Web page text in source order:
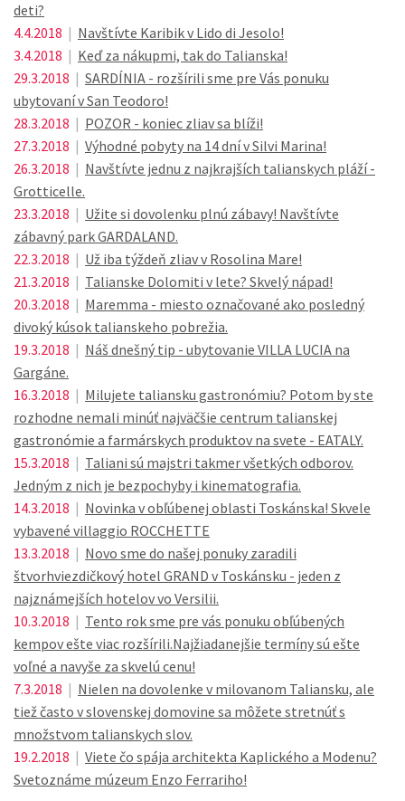
deti?
4.4.2018 | Navštívte Karibik v Lido di Jesolo!
3.4.2018 | Keď za nákupmi, tak do Talianska!
29.3.2018 | SARDÍNIA - rozšírili sme pre Vás ponuku
ubytovaní v San Teodoro!
28.3.2018 | POZOR - koniec zliav sa blíži!
27.3.2018 | Výhodné pobyty na 14 dní v Silvi Marina!
26.3.2018 | Navštívte jednu z najkrajších talianskych pláží -
Grotticelle.
23.3.2018 | Užite si dovolenku plnú zábavy! Navštívte
zábavný park GARDALAND.
22.3.2018 | Už iba týždeň zliav v Rosolina Mare!
21.3.2018 | Talianske Dolomiti v lete? Skvelý nápad!
20.3.2018 | Maremma - miesto označované ako posledný
divoký kúsok talianskeho pobrežia.
19.3.2018 | Náš dnešný tip - ubytovanie VILLA LUCIA na
Gargáne.
16.3.2018 | Milujete taliansku gastronómiu? Potom by ste
rozhodne nemali minúť najväčšie centrum talianskej
gastronómie a farmárskych produktov na svete - EATALY.
15.3.2018 | Taliani sú majstri takmer všetkých odborov.
Jedným z nich je bezpochyby i kinematografia.
14.3.2018 | Novinka v obľúbenej oblasti Toskánska! Skvele
vybavené villaggio ROCCHETTE
13.3.2018 | Novo sme do našej ponuky zaradili
štvorhviezdičkový hotel GRAND v Toskánsku - jeden z
najznámejších hotelov vo Versilii.
10.3.2018 | Tento rok sme pre vás ponuku obľúbených
kempov ešte viac rozšírili.Najžiadanejšie termíny sú ešte
voľné a navyše za skvelú cenu!
7.3.2018 | Nielen na dovolenke v milovanom Taliansku, ale
tiež často v slovenskej domovine sa môžete stretnúť s
množstvom talianskych slov.
19.2.2018 | Viete čo spája architekta Kaplického a Modenu?
Svetoznáme múzeum Enzo Ferrariho!